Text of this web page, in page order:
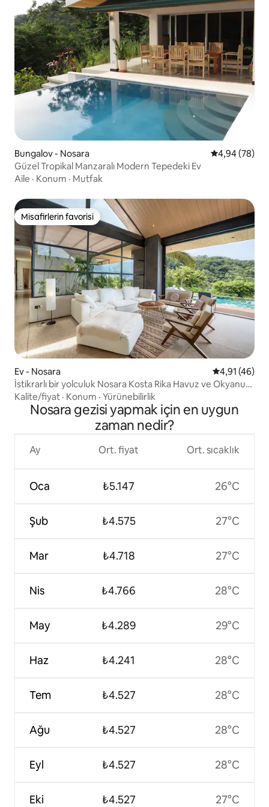
Bungalov - Nosara 5 üzerinden
4,94 (78)
Güzel Tropikal Manzaralı Modern Tepedeki Ev
Aile · Konum · Mutfak
Misafirlerin favorisi
Misafirlerin favorisi
Ev - Nosara 5 üzerinden
4,91 (46)
İstikrarlı bir yolculuk Nosara Kosta Rika Havuz ve Okyanus
Manzarası
Kalite/fiyat · Konum · Yürünebilirlik
Nosara gezisi yapmak için en uygun
zaman nedir?
Ay
Oca
Şub
Mar
Nis
May
Haz
Tem
Ağu
Eyl
Eki
Ort. fiyat
₺5.147
₺4.575
₺4.718
₺4.766
₺4.289
₺4.241
₺4.527
₺4.527
₺4.527
₺4.527
Ort. sıcaklık
26°C
27°C
27°C
28°C
29°C
28°C
28°C
28°C
28°C
27°C